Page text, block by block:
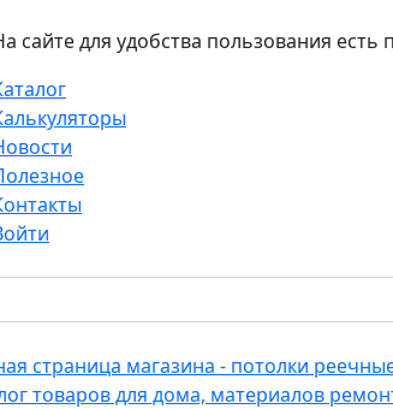
сайте для удобства пользования
страница магазина - потолки
товаров для дома, материалов